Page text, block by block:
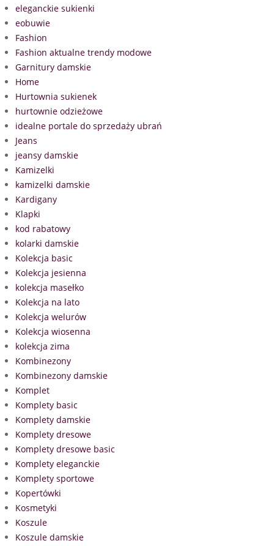
eleganckie sukienki
eobuwie
Fashion
Fashion aktualne trendy modowe
Garnitury damskie
Home
Hurtownia sukienek
hurtownie odzieżowe
idealne portale do sprzedaży ubrań
Jeans
jeansy damskie
Kamizelki
kamizelki damskie
Kardigany
Klapki
kod rabatowy
kolarki damskie
Kolekcja basic
Kolekcja jesienna
kolekcja masełko
Kolekcja na lato
Kolekcja welurów
Kolekcja wiosenna
kolekcja zima
Kombinezony
Kombinezony damskie
Komplet
Komplety basic
Komplety damskie
Komplety dresowe
Komplety dresowe basic
Komplety eleganckie
Komplety sportowe
Kopertówki
Kosmetyki
Koszule
Koszule damskie